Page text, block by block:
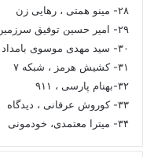
۲۸- مینو همتی ، رهایی زن
۲۹- امیر حسین توفیق سرزمین فرصت ها
۳۰- سید مهدی موسوی بامداد
۳۱- کشیش هرمز ، شبکه ۷
۳۲-بهنام پارسی ، ۹۱۱
۳۳- کوروش عرفانی ، دیدگاه
۳۴- میترا معتمدی، خودمونی